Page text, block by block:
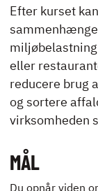
JOBBØRS
FOR
ELEVINTRA
TIDLIGERE
Efter kurset
eller
reducere brug
og sortere
virksomheden
MÅL
Du opnår viden